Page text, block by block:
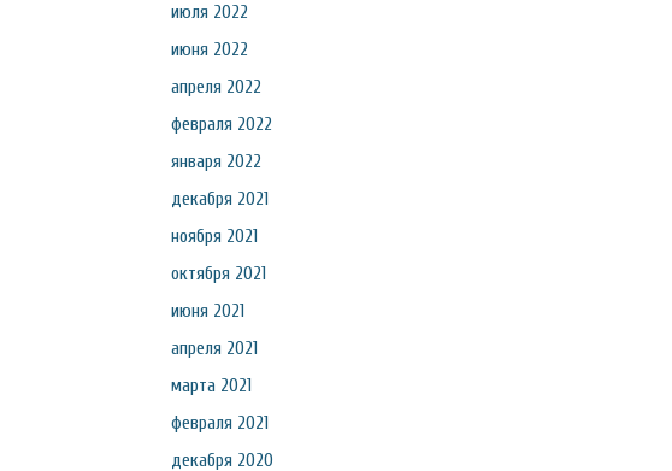
июля 2022
июня 2022
апреля 2022
февраля 2022
января 2022
декабря 2021
ноября 2021
октября 2021
июня 2021
апреля 2021
марта 2021
февраля 2021
декабря 2020